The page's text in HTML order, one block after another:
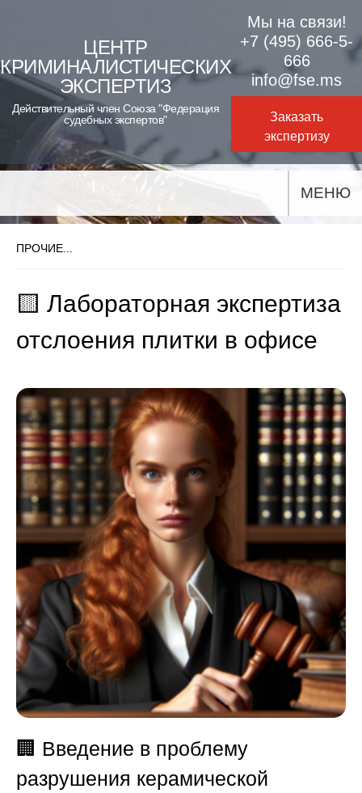
content
ЦЕНТР
КРИМИНАЛИСТИЧЕСКИХ
ЭКСПЕРТИЗ
Действительный член Союза "Федерация
судебных экспертов"
Мы на связи!
+7 (495) 666-5-
666
info@fse.ms
Заказать
экспертизу
МЕНЮ
ПРОЧИЕ...
🟨 Лабораторная экспертиза
отслоения плитки в офисе
🏢 Введение в проблему
разрушения керамической